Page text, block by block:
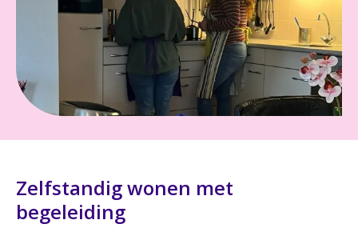
Zelfstandig wonen met
begeleiding